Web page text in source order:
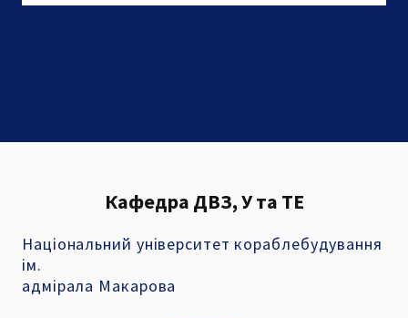
Кафедра ДВЗ, У та ТЕ
Національний університет кораблебудування
ім.
адмірала Макарова